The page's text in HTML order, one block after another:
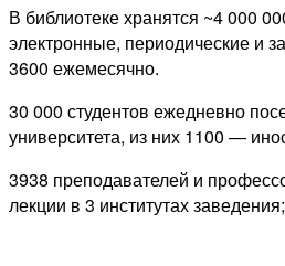
В библиотеке хранятся ~4 000
электронные, периодические и
3600 ежемесячно.
30 000 студентов ежедневно
университета, из них 1100 —
3938 преподавателей и
лекции в 3 институтах заведения;